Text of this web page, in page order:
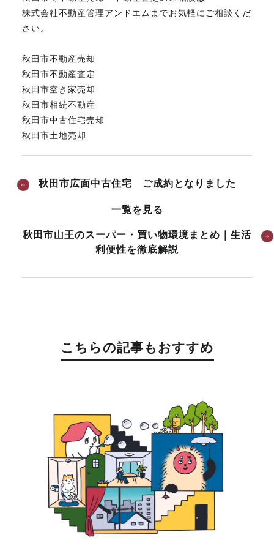
株式会社不動産管理アンドエムまでお気軽にご相談くだ
さい。
秋田市不動産売却
秋田市不動産査定
秋田市空き家売却
秋田市相続不動産
秋田市中古住宅売却
秋田市土地売却
秋田市広面中古住宅 ご成約となりました
一覧を見る
秋田市山王のスーパー・買い物環境まとめ｜生活
利便性を徹底解説
こちらの記事もおすすめ